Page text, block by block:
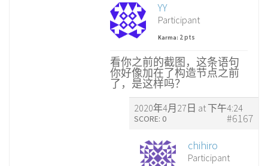
YY
Participant
Karma: 2 pts
看你之前的截图，这条语句
你好像加在了构造节点之前
了，是这样吗？
2020年4月27日 at 下午4:24
#6167
SCORE: 0
chihiro
Participant